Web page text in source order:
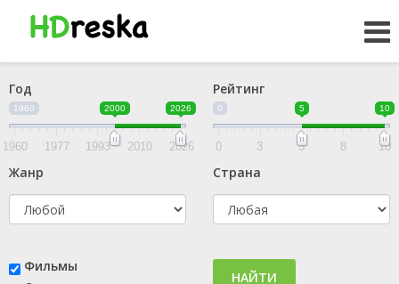
Год
1960 2000 2026
1960 1977 1993 2010 2026
Рейтинг
0 5 10
0 3 5 8 10
Жанр Страна
Фильмы
НАЙТИ